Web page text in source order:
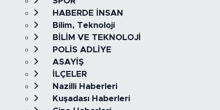
HABERDE İNSAN
Bilim, Teknoloji
BİLİM VE TEKNOLOJİ
POLİS ADLİYE
ASAYİŞ
İLÇELER
Nazilli Haberleri
Kuşadası Haberleri